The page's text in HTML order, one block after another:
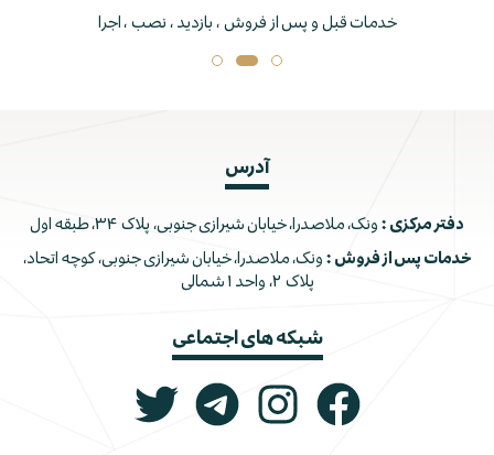
خدمات قبل و پس از فروش ، بازدید ، نصب ، اجرا
آدرس
دفتر مرکزی : ونک، ملاصدرا، خیابان شیرازی جنوبی، پلاک ۳۴، طبقه اول
خدمات پس از فروش : ونک، ملاصدرا، خیابان شیرازی جنوبی، کوچه اتحاد،
پلاک ۲، واحد ۱ شمالی
شبکه های اجتماعی